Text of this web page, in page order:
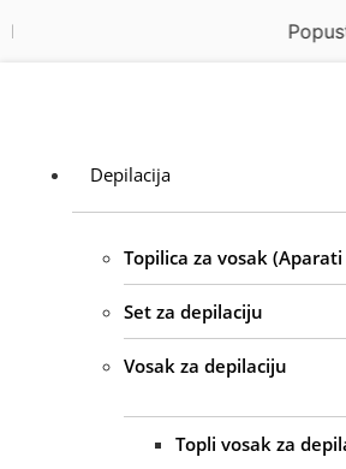
Popust na
Depilacija
Topilica za vosak
Set za depilaciju
Vosak za depilaciju
Topli vosak za